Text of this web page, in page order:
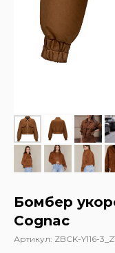
Бомбер
Cognac
Артикул: ZBCK-Y116-